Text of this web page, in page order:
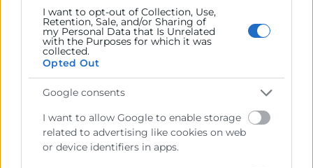
I want to opt-out of Collection, Use,
Retention, Sale, and/or Sharing of
my Personal Data that Is Unrelated
with the Purposes for which it was
collected.
Opted Out
Google consents
I want to allow Google to enable storage
related to advertising like cookies on web
or device identifiers in apps.
expedido por Cámara Valencia.
ITINERARIO FORMATIVO
cuidadosamente diseñado para satisfacer las
necesidades tanto de los profesionales como del
mercado.